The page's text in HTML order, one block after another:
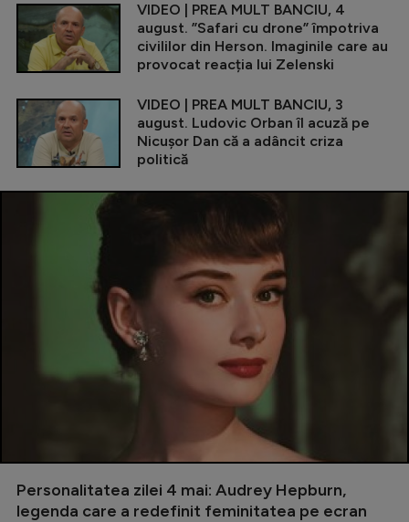
VIDEO | PREA MULT BANCIU, 4
august. ”Safari cu drone” împotriva
civililor din Herson. Imaginile care au
provocat reacția lui Zelenski
VIDEO | PREA MULT BANCIU, 3
august. Ludovic Orban îl acuză pe
Nicușor Dan că a adâncit criza
politică
Personalitatea zilei 4 mai: Audrey Hepburn,
legenda care a redefinit feminitatea pe ecran